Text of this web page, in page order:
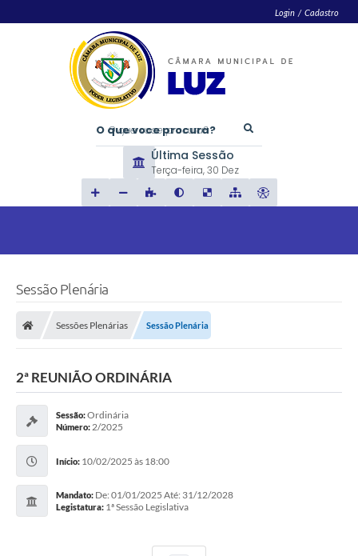
Login / Cadastro
O que voce procura?
Última Sessão
Terça-feira 30 Dez
Sessão Plenária
Sessões Plenárias Sessão Plenária
2ª REUNIÃO ORDINÁRIA
Sessão:Ordinária
Número:2/2025
Início: 10/02/2025 às 18:00
Mandato: De: 01/01/2025 Até: 31/12/2028
Legistatura: 1ª Sessão Legislativa